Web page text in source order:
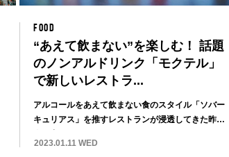
FOOD
“あえて飲まない”を楽しむ！ 話題
のノンアルドリンク「モクテル」
で新しいレストラ...
アルコールをあえて飲まない食のスタイル「ソバー
キュリアス」を推すレストランが浸透してきた昨
2023.01.11 WED